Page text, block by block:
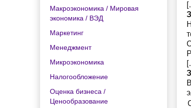
Макроэкономика / Мировая
экономика / ВЭД
Маркетинг
Менеджмент
Микроэкономика
Налогообложение
Оценка бизнеса /
Ценообразование